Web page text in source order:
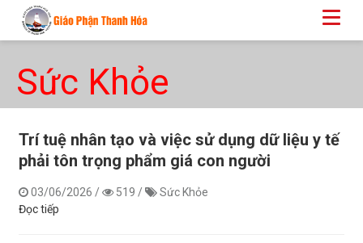
Sức Khỏe
Trí tuệ nhân tạo và việc sử dụng dữ liệu y tế
phải tôn trọng phẩm giá con người
03/06/2026 / 519 /
Sức Khỏe
Đọc tiếp